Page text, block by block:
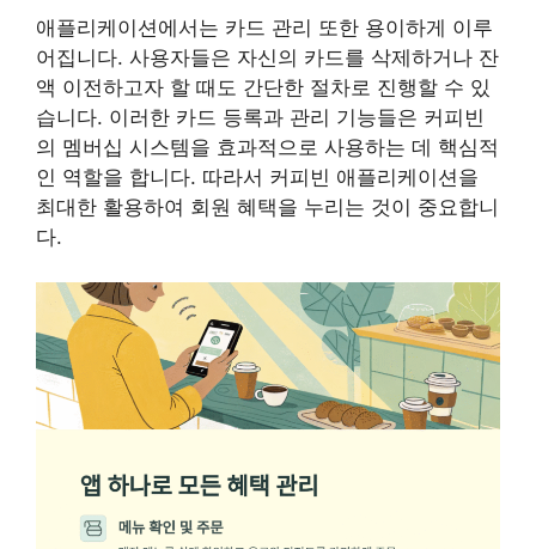
애플리케이션에서는 카드 관리 또한 용이하게 이루
어집니다. 사용자들은 자신의 카드를 삭제하거나 잔
액 이전하고자 할 때도 간단한 절차로 진행할 수 있
습니다. 이러한 카드 등록과 관리 기능들은 커피빈
의 멤버십 시스템을 효과적으로 사용하는 데 핵심적
인 역할을 합니다. 따라서 커피빈 애플리케이션을
최대한 활용하여 회원 혜택을 누리는 것이 중요합니
다.